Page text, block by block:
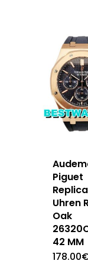
Piguet
Replica
Uhren
Oak
42 MM
178.00